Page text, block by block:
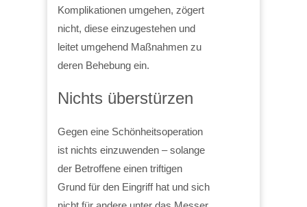
Komplikationen umgehen, zögert
nicht, diese einzugestehen und
leitet umgehend Maßnahmen zu
deren Behebung ein.
Nichts überstürzen
Gegen eine Schönheitsoperation
ist nichts einzuwenden – solange
der Betroffene einen triftigen
Grund für den Eingriff hat und sich